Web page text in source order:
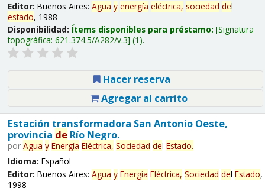
Editor: Buenos Aires: Agua y energía eléctrica, sociedad del
estado, 1988
Disponibilidad: Ítems disponibles para préstamo: Signatura
topográfica: 621.374.5/A282/v.3 (1).
Hacer reserva
Agregar al carrito
Estación transformadora San Antonio Oeste,
provincia deRío Negro.
por Agua y Energía Eléctrica, Sociedad del Estado.
Idioma: Español
Editor: Buenos Aires: Agua y Energía Eléctrica, Sociedad del Estado,
1998